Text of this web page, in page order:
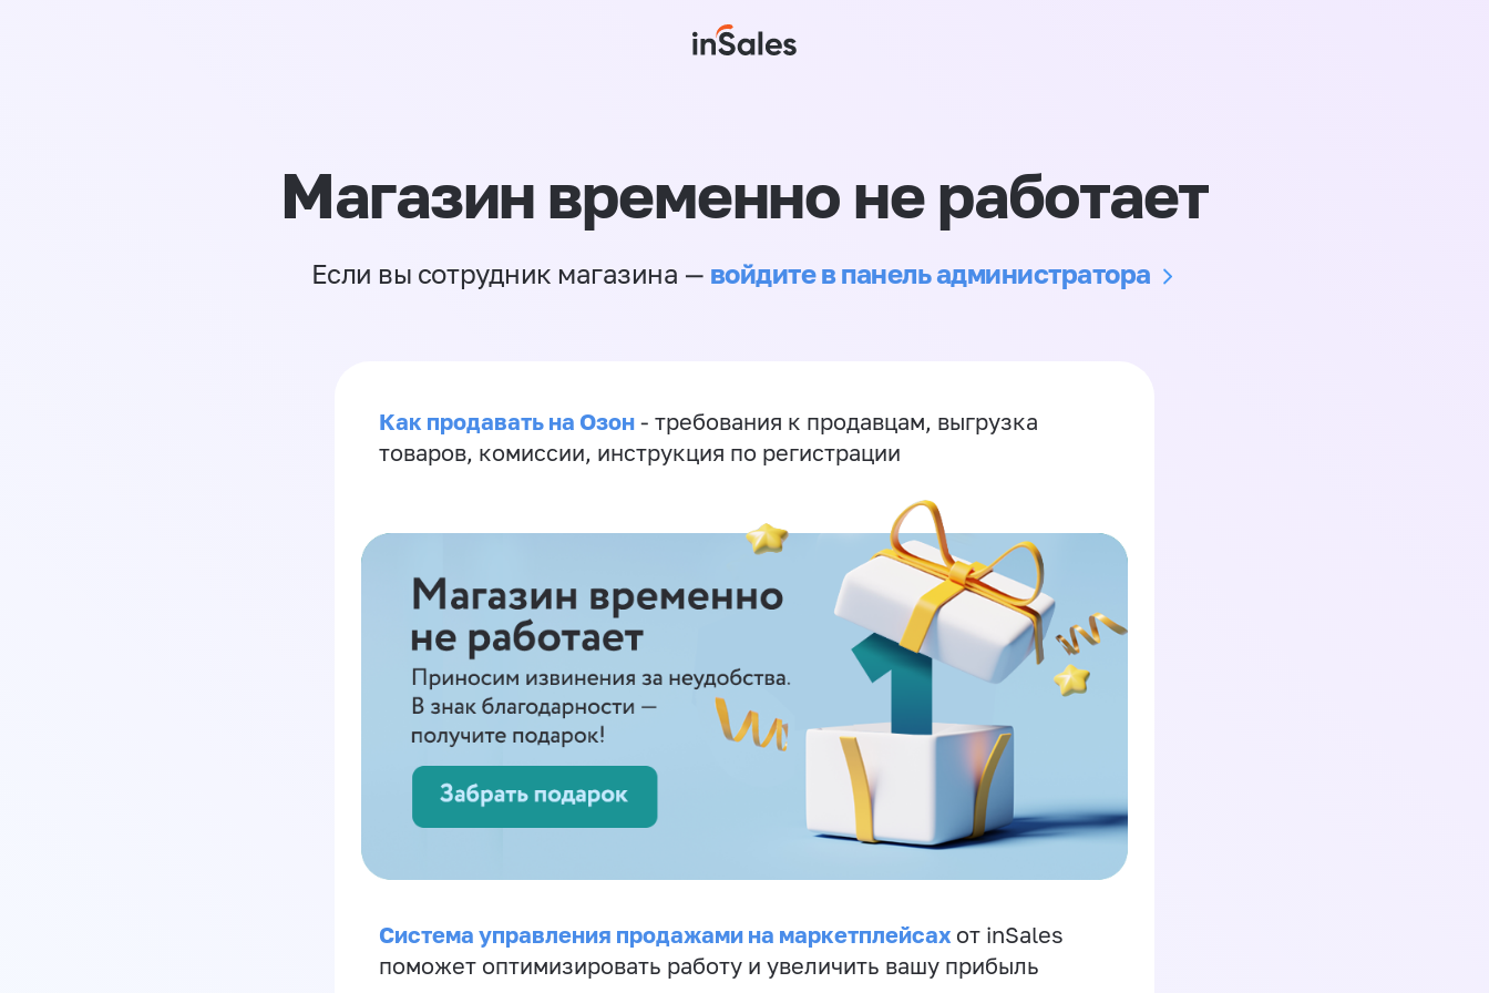
Магазин временно не работает
Если вы сотрудник магазина — войдите в панель администратора
Как продавать на Озон - требования к продавцам, выгрузка
товаров, комиссии, инструкция по регистрации
Система управления продажами на маркетплейсах от inSales
поможет оптимизировать работу и увеличить вашу прибыль